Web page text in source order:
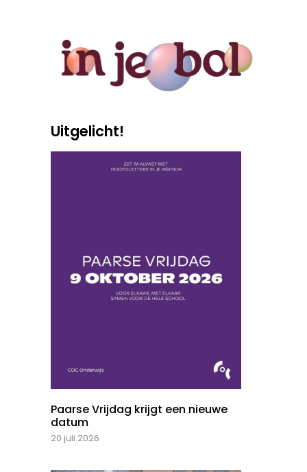
Uitgelicht!
Paarse Vrijdag krijgt een nieuwe
datum
20 juli 2026